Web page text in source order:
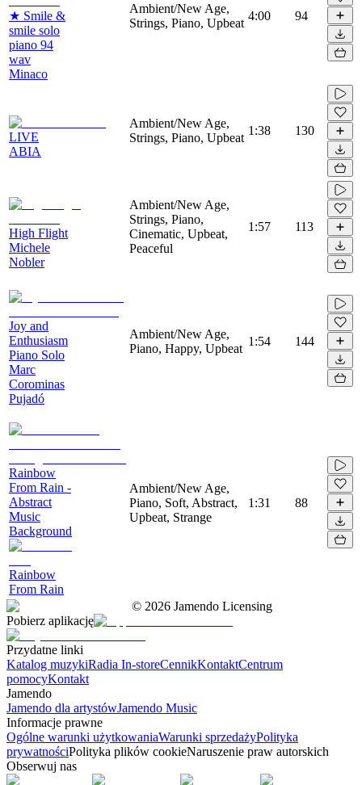
★ Smile &
smile solo
piano 94
wav
Minaco
Ambient/New Age,
Strings, Piano, Upbeat
4:00 94
LIVE
ABIA
Ambient/New Age,
Strings, Piano, Upbeat
1:38 130
High Flight
Michele
Nobler
Ambient/New Age,
Strings, Piano,
Cinematic, Upbeat,
Peaceful
1:57 113
Joy and
Enthusiasm
Piano Solo
Marc
Corominas
Pujadó
Ambient/New Age,
Piano, Happy, Upbeat
1:54 144
Rainbow
From Rain -
Abstract
Music
Background
Rainbow
From Rain
Ambient/New Age,
Piano, Soft, Abstract,
Upbeat, Strange
1:31 88
© 2026 Jamendo Licensing
Pobierz aplikację
Przydatne linki
Katalog muzykiRadia In-storeCennikKontaktCentrum
pomocyKontakt
Jamendo
Jamendo dla artystówJamendo Music
Informacje prawne
Ogólne warunki użytkowaniaWarunki sprzedażyPolityka
prywatnościPolityka plików cookieNaruszenie praw autorskich
Obserwuj nas